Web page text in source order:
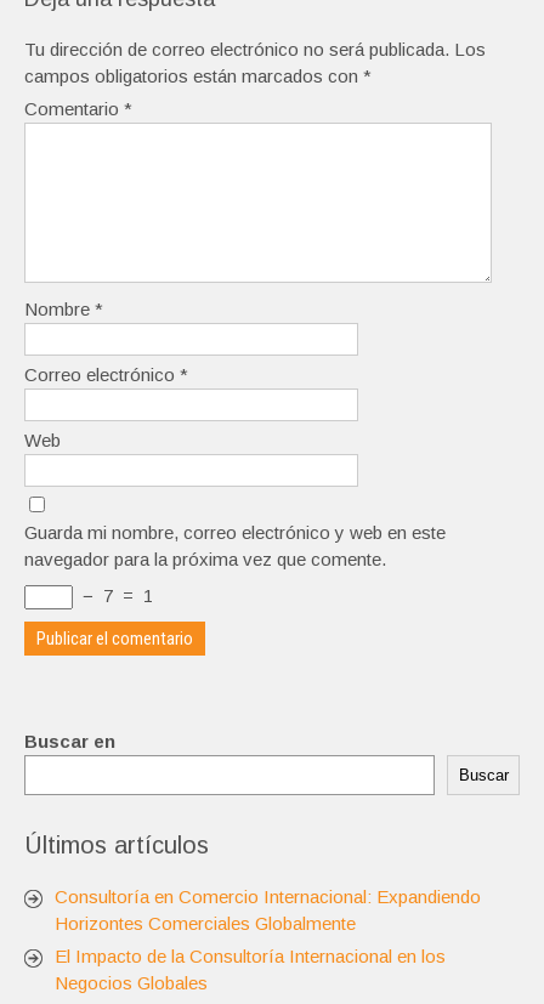
Tu dirección de correo electrónico no será publicada. Los
campos obligatorios están marcados con *
Comentario *
Nombre *
Correo electrónico *
Web
Guarda mi nombre, correo electrónico y web en este
navegador para la próxima vez que comente.
− 7 = 1
Buscar en
Buscar
Últimos artículos
Consultoría en Comercio Internacional: Expandiendo
Horizontes Comerciales Globalmente
El Impacto de la Consultoría Internacional en los
Negocios Globales